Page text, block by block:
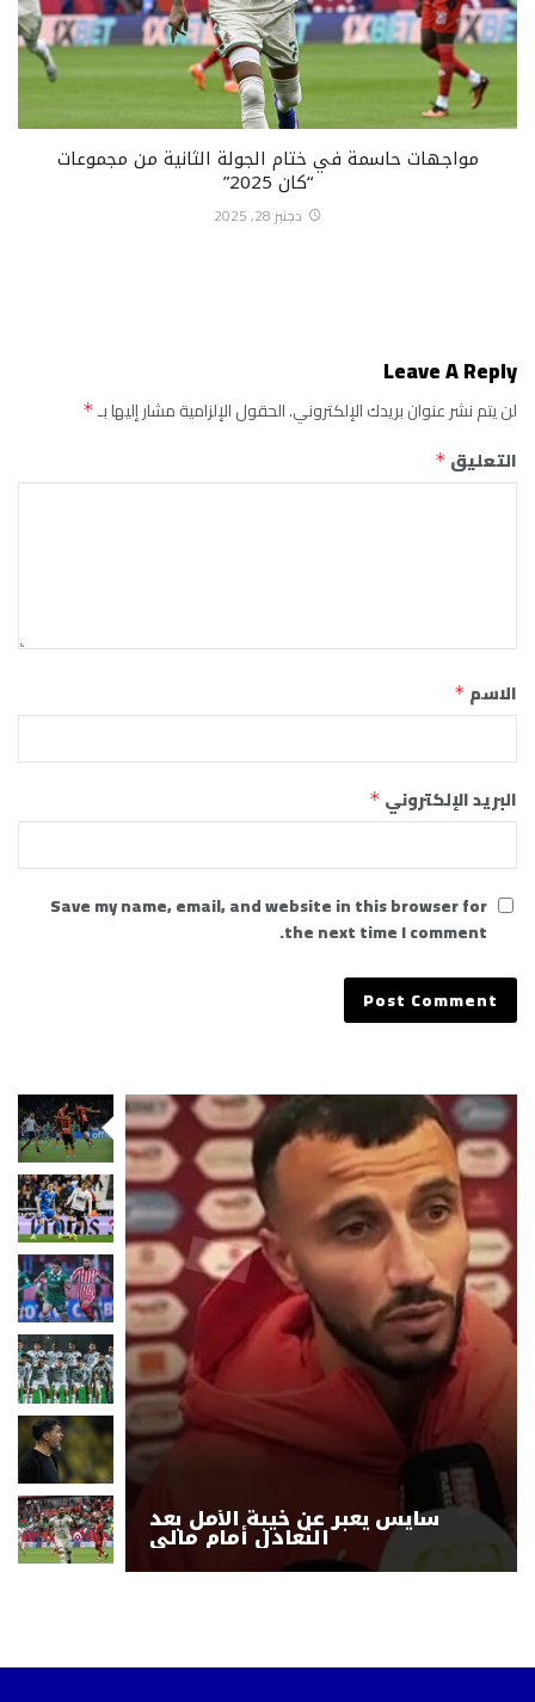
مواجهات حاسمة في ختام الجولة الثانية من مجموعات
“كان 2025”
دجنبر 28, 2025
Leave A Reply
لن يتم نشر عنوان بريدك الإلكتروني.الحقول الإلزامية مشار إليها بـ*
التعليق *
الاسم *
البريد الإلكتروني *
Save my name, email, and website in this browser for
the next time I comment.
سايس يعبر عن خيبة الأمل بعد
التعادل أمام مالي